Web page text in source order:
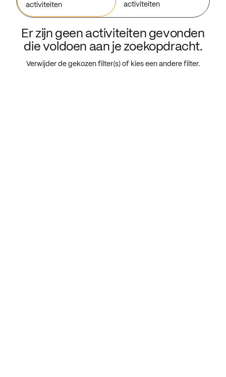
activiteiten
activiteiten
Er zijn geen activiteiten gevonden
die voldoen aan je zoekopdracht.
Verwijder de gekozen filter(s) of kies een andere filter.